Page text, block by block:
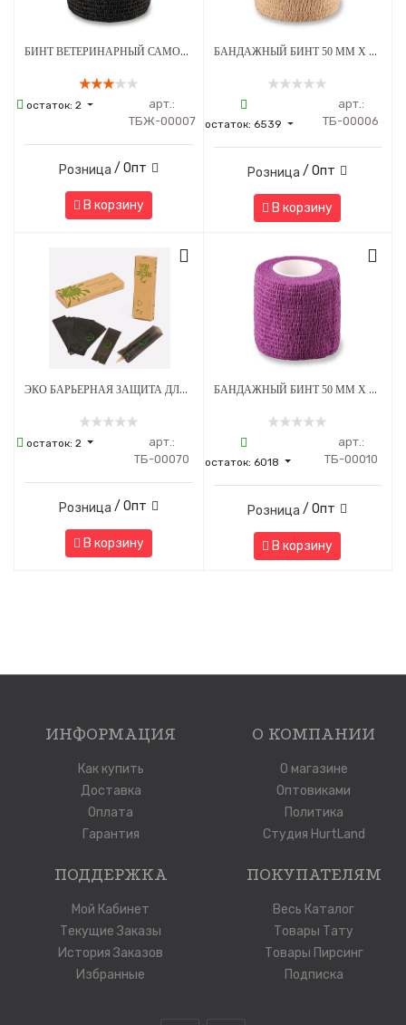
БИНТ ВЕТЕРИНАРНЫЙ САМОФИКСИРУЮЩИЙСЯ ДЛЯ ЖИВОТНЫХ 50 ММ Х 4.5 М ЧЕРНЫЙ
остаток:2
арт.:
ТБЖ-00007
Розница / Опт
В корзину
БАНДАЖНЫЙ БИНТ 50 ММ Х 4.5 М БЕЖЕВЫЙ 1 ШТУКА
остаток: 6539
арт.:
ТБ-00006
Розница / Опт
В корзину
ЭКО БАРЬЕРНАЯ ЗАЩИТА ДЛЯ ПЕНОВ 53 Х 160 ММ - ЧЕРНАЯ
остаток:2
арт.:
ТБ-00070
Розница / Опт
В корзину
БАНДАЖНЫЙ БИНТ 50 ММ Х 4.5 М ФИОЛЕТОВЫЙ 1 ШТУКА
остаток: 6018
арт.:
ТБ-00010
Розница / Опт
В корзину
ИНФОРМАЦИЯ
Как купить
Доставка
Оплата
Гарантия
О КОМПАНИИ
О магазине
Оптовиками
Политика
Студия HurtLand
ПОДДЕРЖКА
Мой Кабинет
Текущие Заказы
История Заказов
Избранные
ПОКУПАТЕЛЯМ
Весь Каталог
Товары Тату
Товары Пирсинг
Подписка